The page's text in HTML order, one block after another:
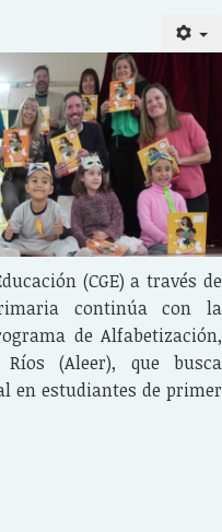
(CGE) a través de
continúa con la
de Alfabetización,
(Aleer), que busca
en estudiantes de primer